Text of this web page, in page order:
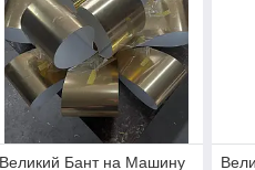
Великий Бант на Машину